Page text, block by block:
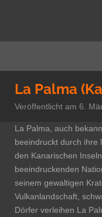
La Palma
Veröffentlicht am 6.
La Palma, auch
beeindruckt durch ihre
den Kanarischen
beeindruckenden
seinem gewaltigen
Vulkanlandschaft,
Dörfer verleihen La